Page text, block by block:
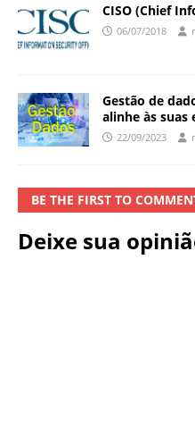
CISO (Chief
06/07/2018
Gestão de
alinhe às
22/09/2023
BE THE FIRST TO
Deixe sua